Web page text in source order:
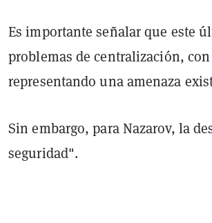
Es importante señalar que este
problemas de centralización,
representando una amenaza
Sin embargo, para Nazarov, la
seguridad".